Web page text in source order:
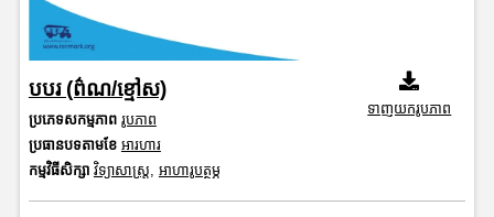
បបរ (ព៌ណ/ខ្មៅស)
ប្រភេទសកម្មភាព រូបភាព
ប្រធានបទតាមខែ អារហារ
កម្មវិធីសិក្សា វិទ្យាសាស្រ្ត អាហារូបត្ថម្ភ
ទាញយករូបភាព